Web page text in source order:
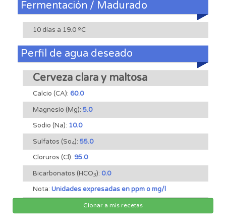
Fermentación / Madurado
10 días a 19.0 ºC
Perfil de agua deseado
Cerveza clara y maltosa
Calcio (CA): 60.0
Magnesio (Mg): 5.0
Sodio (Na): 10.0
Sulfatos (So4): 55.0
Cloruros (Cl): 95.0
Bicarbonatos (HCO3): 0.0
Nota: Unidades expresadas en ppm o mg/l
Clonar a mis recetas